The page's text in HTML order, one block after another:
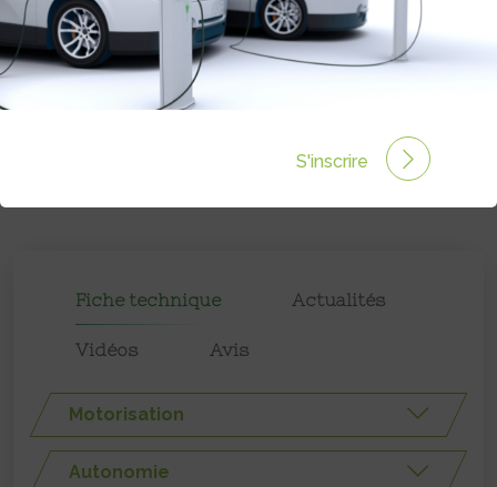
Fiche technique Actualités
Vidéos Avis
Motorisation
Autonomie
S'inscrire